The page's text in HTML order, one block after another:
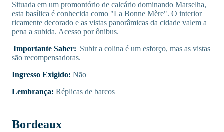
Situada em um promontório de calcário dominando Marselha,
esta basílica é conhecida como "La Bonne Mère". O interior
ricamente decorado e as vistas panorâmicas da cidade valem a
pena a subida. Acesso por ônibus.
Importante Saber: Subir a colina é um esforço, mas as vistas
são recompensadoras.
Ingresso Exigido: Não
Lembrança: Réplicas de barcos
Bordeaux